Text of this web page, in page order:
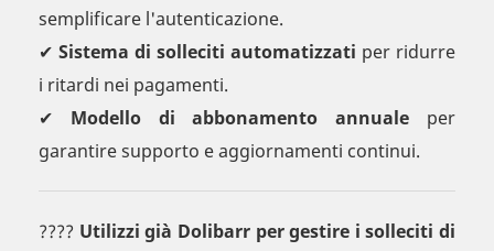
semplificare l'autenticazione.
✔ Sistema di solleciti automatizzati per ridurre
i ritardi nei pagamenti.
✔ Modello di abbonamento annuale per
garantire supporto e aggiornamenti continui.
???? Utilizzi già Dolibarr per gestire i solleciti di